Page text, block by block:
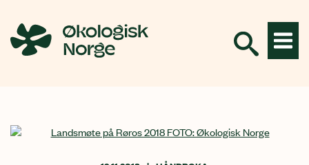
innhold